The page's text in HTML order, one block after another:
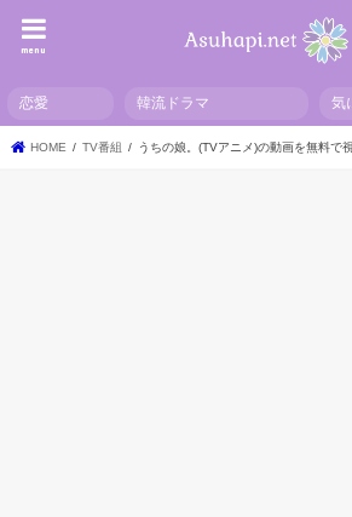
menu
恋愛 韓流ドラマ 気
HOME TV番組 うちの娘。(TVアニメ)の動画を無料で